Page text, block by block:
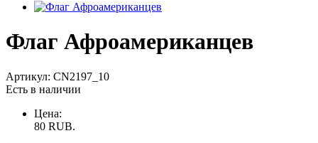
Флаг Афроамериканцев
Артикул: CN2197_10
Есть в наличии
Цена:
80 RUB.